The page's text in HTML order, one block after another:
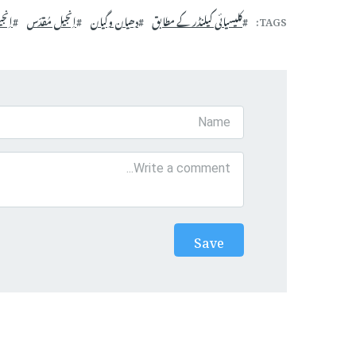
TAGS کلیسیائی کیلنڈر کے مطابق دھیان وگیان اِنجیل مُقدّس